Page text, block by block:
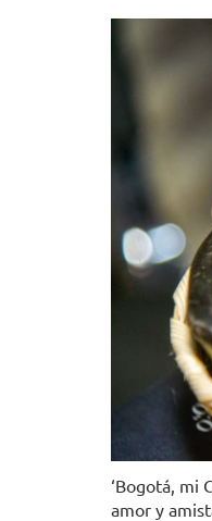
‘Bogotá, mi
amor y